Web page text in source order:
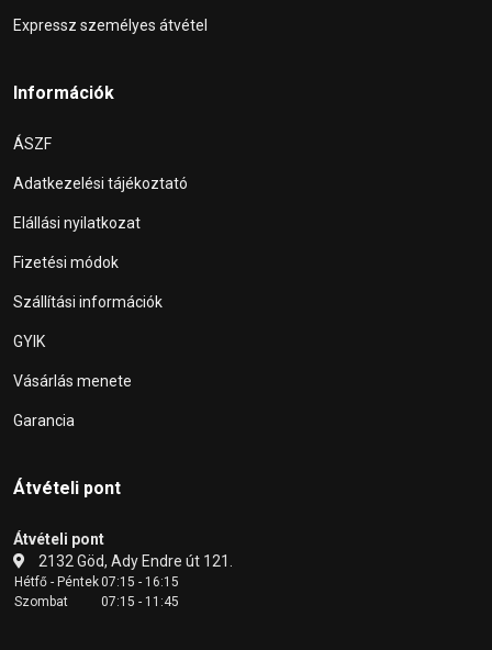
Expressz személyes átvétel
Információk
ÁSZF
Adatkezelési tájékoztató
Elállási nyilatkozat
Fizetési módok
Szállítási információk
GYIK
Vásárlás menete
Garancia
Átvételi pont
Átvételi pont
2132 Göd, Ady Endre út 121.
Hétfő - Péntek07:15 - 16:15
Szombat
07:15 - 11:45